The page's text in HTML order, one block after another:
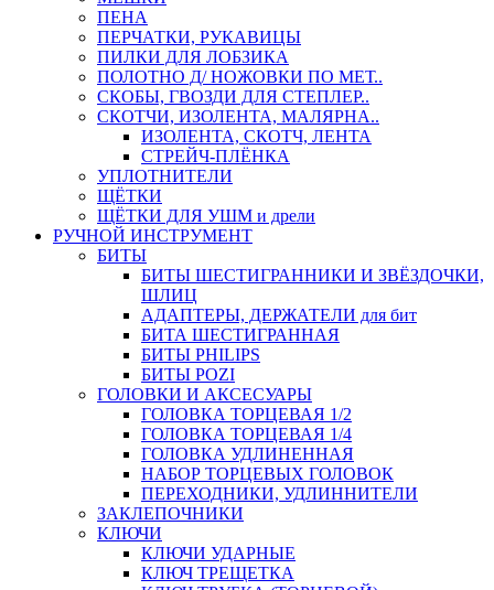
ПЕНА
ПЕРЧАТКИ, РУКАВИЦЫ
ПИЛКИ ДЛЯ ЛОБЗИКА
ПОЛОТНО Д/ НОЖОВКИ ПО МЕТ..
СКОБЫ, ГВОЗДИ ДЛЯ СТЕПЛЕР..
СКОТЧИ, ИЗОЛЕНТА, МАЛЯРНА..
ИЗОЛЕНТА, СКОТЧ, ЛЕНТА
СТРЕЙЧ-ПЛЁНКА
УПЛОТНИТЕЛИ
ЩЁТКИ
ЩЁТКИ ДЛЯ УШМ и дрели
РУЧНОЙ ИНСТРУМЕНТ
БИТЫ
БИТЫ ШЕСТИГРАННИКИ И ЗВЁЗДОЧКИ,
ШЛИЦ
АДАПТЕРЫ, ДЕРЖАТЕЛИ для бит
БИТА ШЕСТИГРАННАЯ
БИТЫ PHILIPS
БИТЫ POZI
ГОЛОВКИ И АКСЕСУАРЫ
ГОЛОВКА ТОРЦЕВАЯ 1/2
ГОЛОВКА ТОРЦЕВАЯ 1/4
ГОЛОВКА УДЛИНЕННАЯ
НАБОР ТОРЦЕВЫХ ГОЛОВОК
ПЕРЕХОДНИКИ, УДЛИННИТЕЛИ
ЗАКЛЕПОЧНИКИ
КЛЮЧИ
КЛЮЧИ УДАРНЫЕ
КЛЮЧ ТРЕЩЕТКА